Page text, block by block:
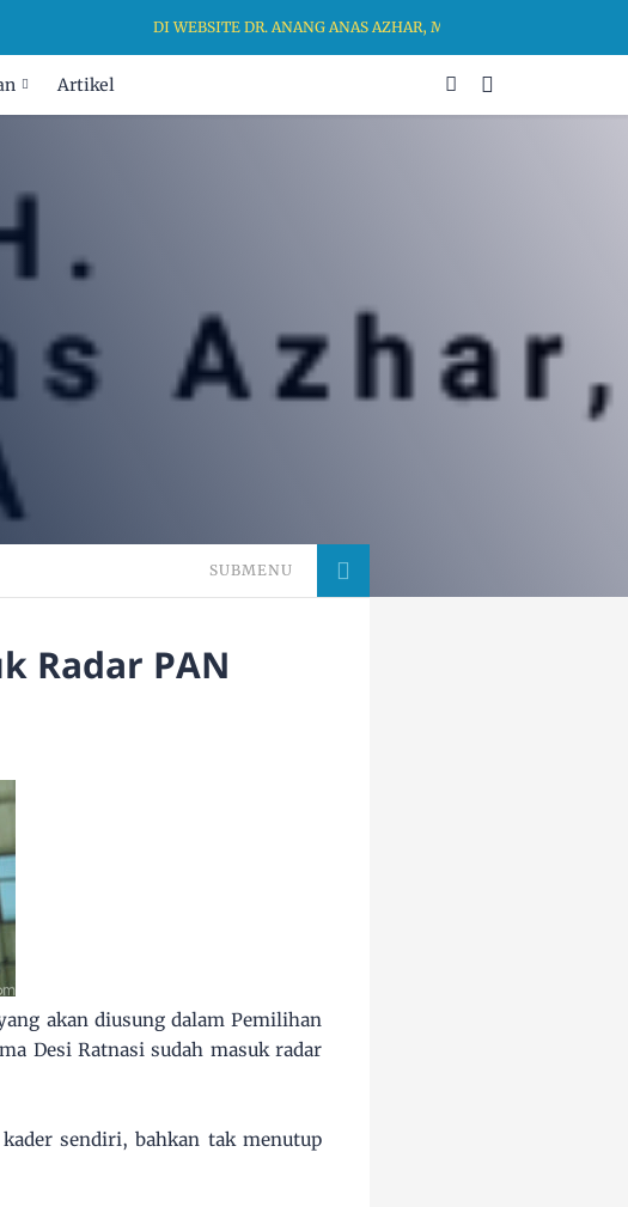
DI WEBSITE DR. ANANG ANAS AZHAR, MA, KAMI BERKOMITMEN
Artikel
SUBMENU
Radar PAN
akan diusung dalam Pemilihan
Desi Ratnasi sudah masuk radar
sendiri, bahkan tak menutup